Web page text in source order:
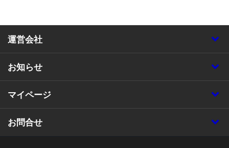
運営会社
お知らせ
マイページ
お問合せ